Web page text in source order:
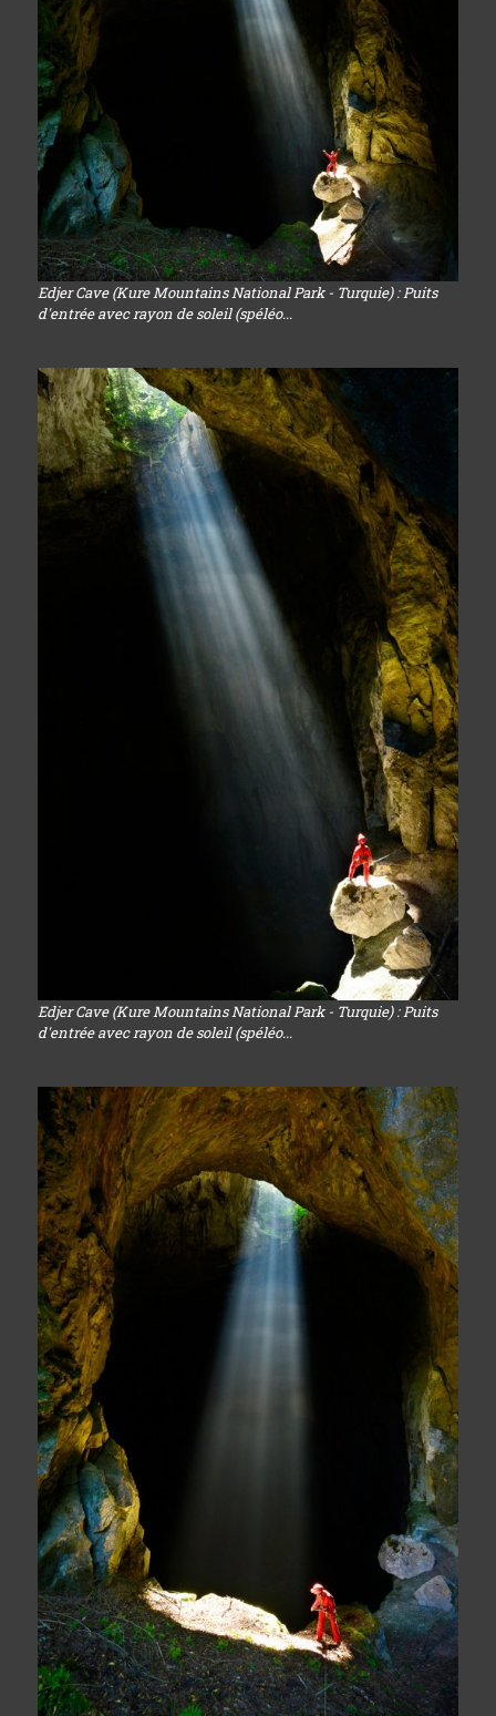
Edjer Cave (Kure Mountains National Park - Turquie) : Puits
d'entrée avec rayon de soleil (spéléo...
Edjer Cave (Kure Mountains National Park - Turquie) : Puits
d'entrée avec rayon de soleil (spéléo...